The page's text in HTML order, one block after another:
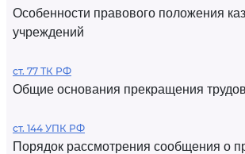
Особенности правового положения
учреждений
ст. 77 ТК РФ
Общие основания прекращения
ст. 144 УПК РФ
Порядок рассмотрения сообщения о